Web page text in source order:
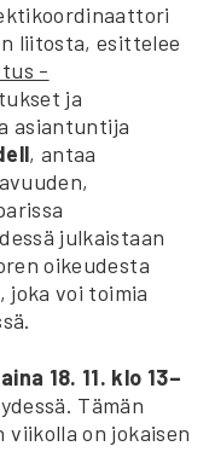
liitosta, esittelee
-
ja
asiantuntija
, antaa
julkaistaan
oikeudesta
voi toimia
18. 11. klo 13–
Tämän
viikolla on jokaisen